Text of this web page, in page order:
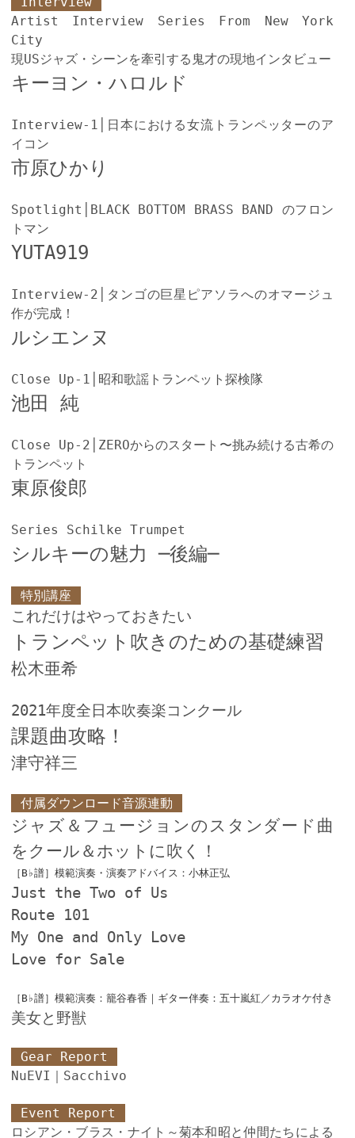
Artist Interview Series From New York
City
現USジャズ・シーンを牽引する鬼才の現地インタビュー
キーヨン・ハロルド
Interview-1│日本における女流トランペッターのア
イコン
市原ひかり
Spotlight│BLACK BOTTOM BRASS BAND のフロン
トマン
YUTA919
Interview-2│タンゴの巨星ピアソラへのオマージュ
作が完成！
ルシエンヌ
Close Up-1│昭和歌謡トランペット探検隊
池田 純
Close Up-2│ZEROからのスタート〜挑み続ける古希の
トランペット
東原俊郎
Series Schilke Trumpet
シルキーの魅力 ─後編─
特別講座
これだけはやっておきたい
トランペット吹きのための基礎練習
松木亜希
2021年度全日本吹奏楽コンクール
課題曲攻略！
津守祥三
付属ダウンロード音源連動
ジャズ＆フュージョンのスタンダード曲
をクール＆ホットに吹く！
［B♭譜］模範演奏・演奏アドバイス：小林正弘
Just the Two of Us
Route 101
My One and Only Love
Love for Sale
［B♭譜］模範演奏：籠谷春香｜ギター伴奏：五十嵐紅／カラオケ付き
美女と野獣
Gear Report
NuEVI｜Sacchivo
Event Report
ロシアン・ブラス・ナイト～菊本和昭と仲間たちによる